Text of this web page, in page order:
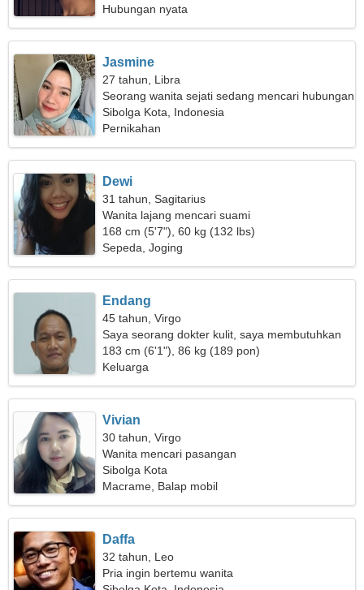
Hubungan nyata
Jasmine
27 tahun, Libra
Seorang wanita sejati sedang mencari hubungan
cinta
Sibolga Kota, Indonesia
Pernikahan
Dewi
31 tahun, Sagitarius
Wanita lajang mencari suami
168 cm (5'7"), 60 kg (132 lbs)
Sepeda, Joging
Endang
45 tahun, Virgo
Saya seorang dokter kulit, saya membutuhkan
seorang wanita romantis
183 cm (6'1"), 86 kg (189 pon)
Keluarga
Vivian
30 tahun, Virgo
Wanita mencari pasangan
Sibolga Kota
Macrame, Balap mobil
Daffa
32 tahun, Leo
Pria ingin bertemu wanita